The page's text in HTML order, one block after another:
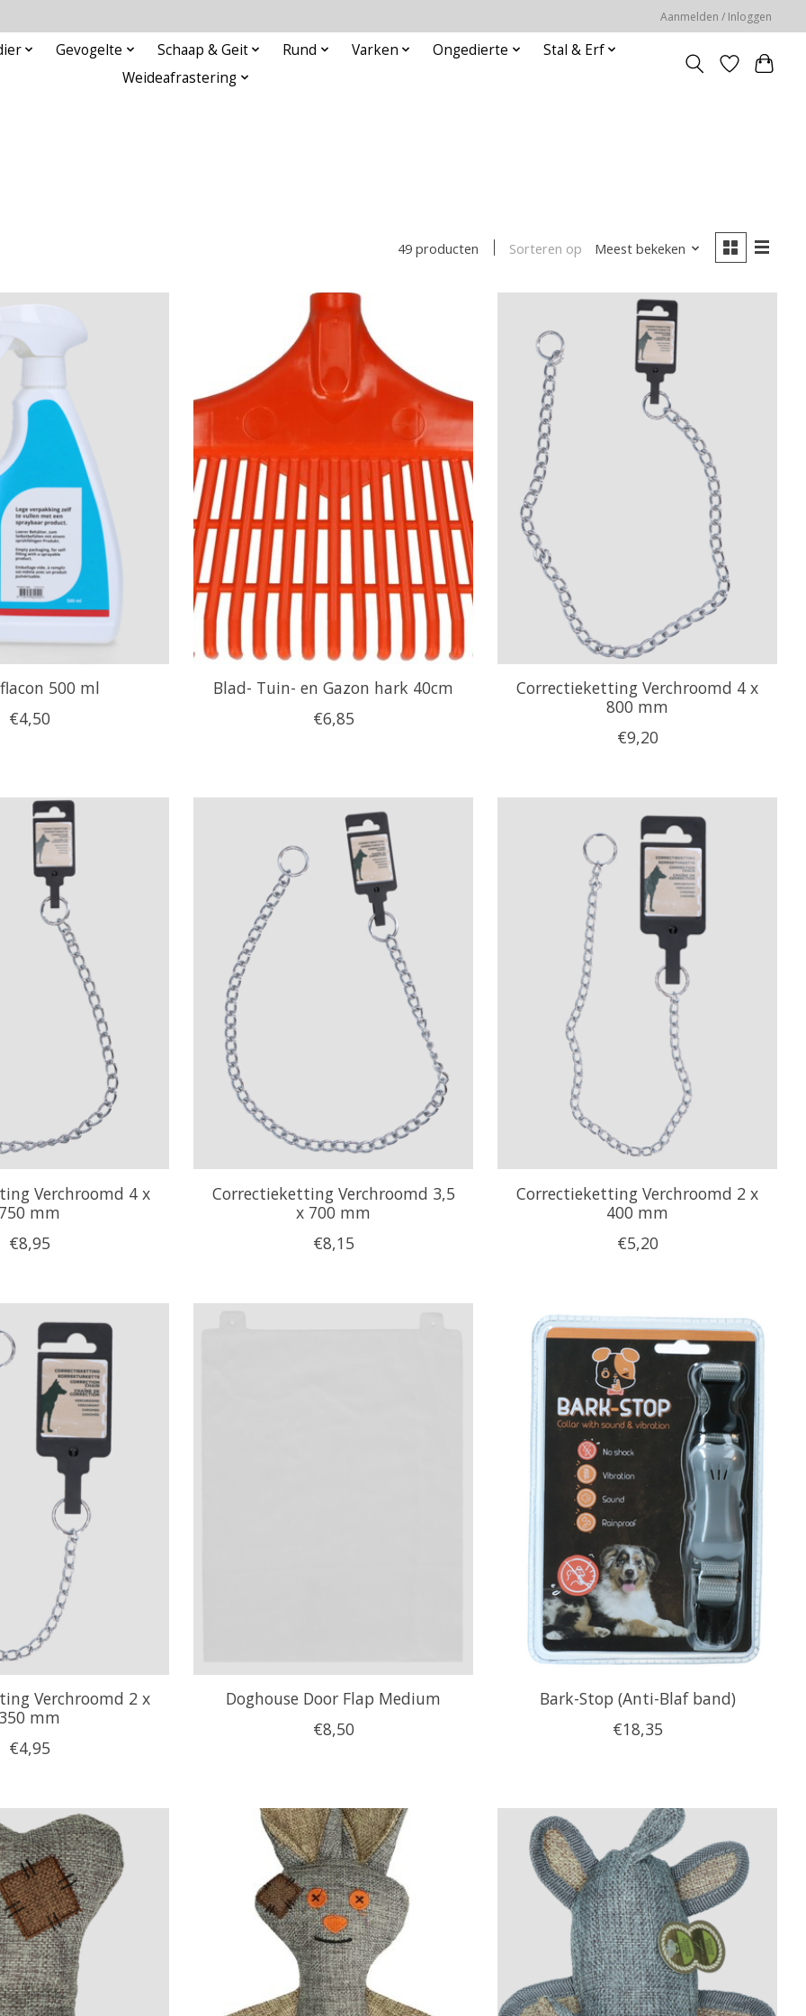
Aanmelden / Inloggen
Gevogelte Schaap & Geit Rund Varken Ongedierte
Stal & Erf
Weideafrastering
49 producten Sorteren op Meest bekeken
500 ml
€4,50
Blad- Tuin- en Gazon hark 40cm
€6,85
Correctieketting Verchroomd 4 x
800 mm
€9,20
Verchroomd 4 x
750 mm
€8,95
Correctieketting Verchroomd 3,5
x 700 mm
€8,15
Correctieketting Verchroomd 2 x
400 mm
€5,20
Verchroomd 2 x
350 mm
€4,95
Doghouse Door Flap Medium
€8,50
Bark-Stop (Anti-Blaf band)
€18,35